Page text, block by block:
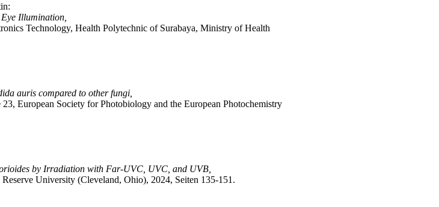
Illumination,
Technology, Health Polytechnic of Surabaya, Ministry of Health
auris compared to other fungi,
European Society for Photobiology and the European Photochemistry
by Irradiation with Far-UVC, UVC, and UVB,
University (Cleveland, Ohio), 2024, Seiten 135-151.